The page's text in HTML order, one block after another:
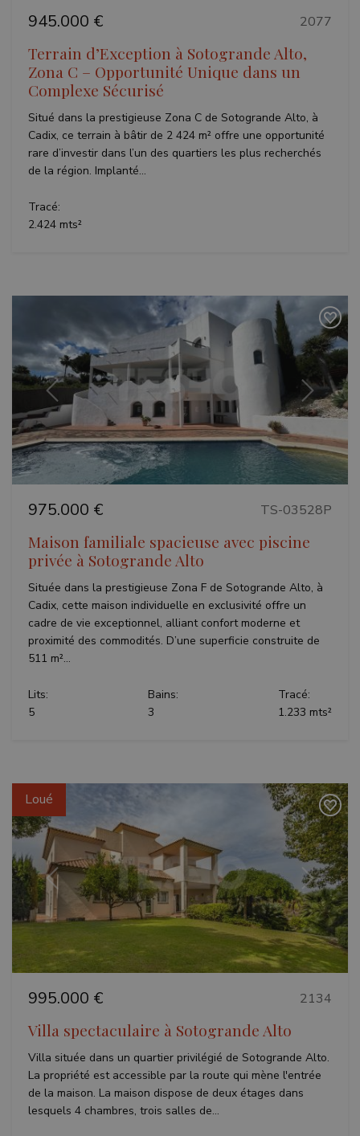
945.000 € 2077
Terrain d’Exception à Sotogrande Alto,
Zona C – Opportunité Unique dans un
Complexe Sécurisé
Situé dans la prestigieuse Zona C de Sotogrande Alto, à
Cadix, ce terrain à bâtir de 2 424 m² offre une opportunité
rare d’investir dans l’un des quartiers les plus recherchés
de la région. Implanté...
Tracé:
2.424 mts²
Précédent Suivant
975.000 € TS-03528P
Maison familiale spacieuse avec piscine
privée à Sotogrande Alto
Située dans la prestigieuse Zona F de Sotogrande Alto, à
Cadix, cette maison individuelle en exclusivité offre un
cadre de vie exceptionnel, alliant confort moderne et
proximité des commodités. D’une superficie construite de
511 m²...
Lits:
5
Bains:
3
Tracé:
1.233 mts²
Précédent Suivant
Loué
995.000 € 2134
Villa spectaculaire à Sotogrande Alto
Villa située dans un quartier privilégié de Sotogrande Alto.
La propriété est accessible par la route qui mène l'entrée
de la maison. La maison dispose de deux étages dans
lesquels 4 chambres, trois salles de...
visitor,
campaign
third